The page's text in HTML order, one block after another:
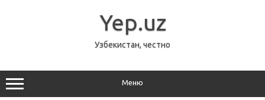
Yep.uz
Узбекистан, честно
Меню